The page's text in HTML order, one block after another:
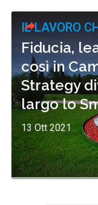
IL LAVORO
Fiducia,
così in
Strategy
largo lo
13 Ott 2021